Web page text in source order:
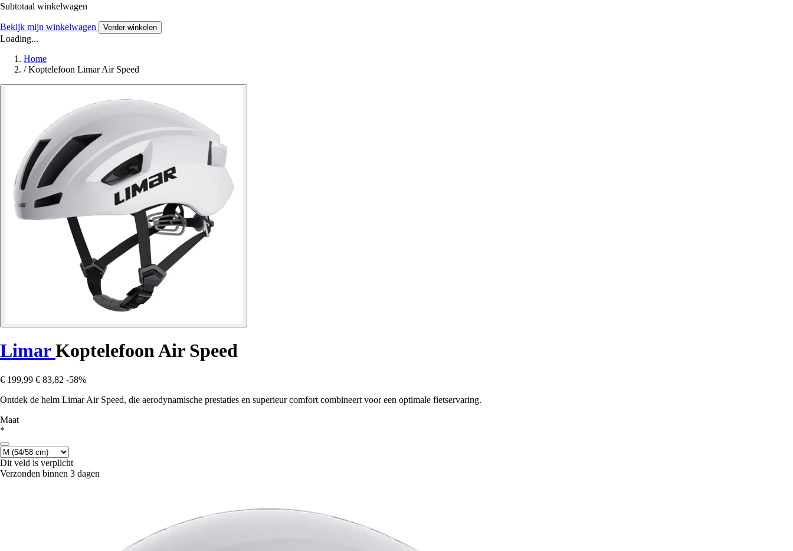
Subtotaal winkelwagen
Bekijk mijn winkelwagen Verder winkelen
Loading...
Home
/ Koptelefoon Limar Air Speed
LimarKoptelefoon Air Speed
€ 199,99 € 83,82 -58%
Ontdek de helm Limar Air Speed, die aerodynamische prestaties en superieur comfort combineert voor een optimale fietservaring.
Maat
*
Dit veld is verplicht
Verzonden binnen 3 dagen